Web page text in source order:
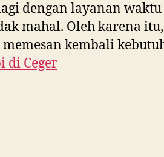
dengan layanan waktu
mahal. Oleh karena itu,
kembali
di Ceger